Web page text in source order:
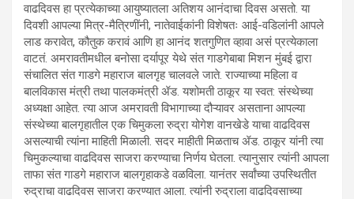
वाढदिवस हा प्रत्येकाच्या आयुष्यातला अतिशय आनंदाचा दिवस असतो. या
दिवशी आपल्या मित्र-मैत्रिणींनी, नातेवाईकांनी विशेषतः आई-वडिलांनी आपले
लाड करावेत, कौतुक करावं आणि हा आनंद शतगुणित व्हावा असं प्रत्येकाला
वाटतं. अमरावतीमधील बनोसा दर्यापूर येथे संत गाडगेबाबा मिशन मुंबई द्वारा
संचालित संत गाडगे महाराज बालगृह चालवले जाते. राज्याच्या महिला व
बालविकास मंत्री तथा पालकमंत्री ॲड. यशोमती ठाकूर या स्वत: संस्थेच्या
अध्यक्षा आहेत. त्या आज अमरावती विभागाच्या दौऱ्यावर असताना आपल्या
संस्थेच्या बालगृहातील एक चिमुकला रुद्रा योगेश वानखेडे याचा वाढदिवस
असल्याची त्यांना माहिती मिळाली. सदर माहीती मिळताच ॲड. ठाकूर यांनी त्या
चिमुकल्याचा वाढदिवस साजरा करण्याचा निर्णय घेतला. त्यानुसार त्यांनी आपला
ताफा संत गाडगे महाराज बालगृहाकडे वळविला. यानंतर सर्वांच्या उपस्थितीत
रुद्राचा वाढदिवस साजरा करण्यात आला. त्यांनी रुद्राला वाढदिवसाच्या